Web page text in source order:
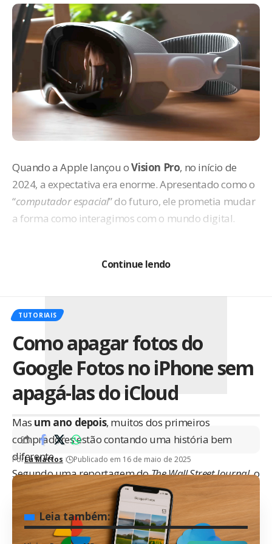
Quando a Apple lançou oVision Pro, no início de
2024, a expectativa era enorme. Apresentado como o
“computador espacial” do futuro, ele prometia mudar
a forma como interagimos com o mundo digital.
Mas um ano depois, muitos dos primeiros
compradores estão contando uma história bem
diferente.
Segundo uma reportagem doThe Wall Street Journal, o
entusiasmo inicial deu lugar àfrustração
Leia também:
Continue lendo
TUTORIAIS
Como apagar fotos do
Google Fotos no iPhone sem
apagá-las do iCloud
PorLu Mattos Publicado em 16 de maio de 2025